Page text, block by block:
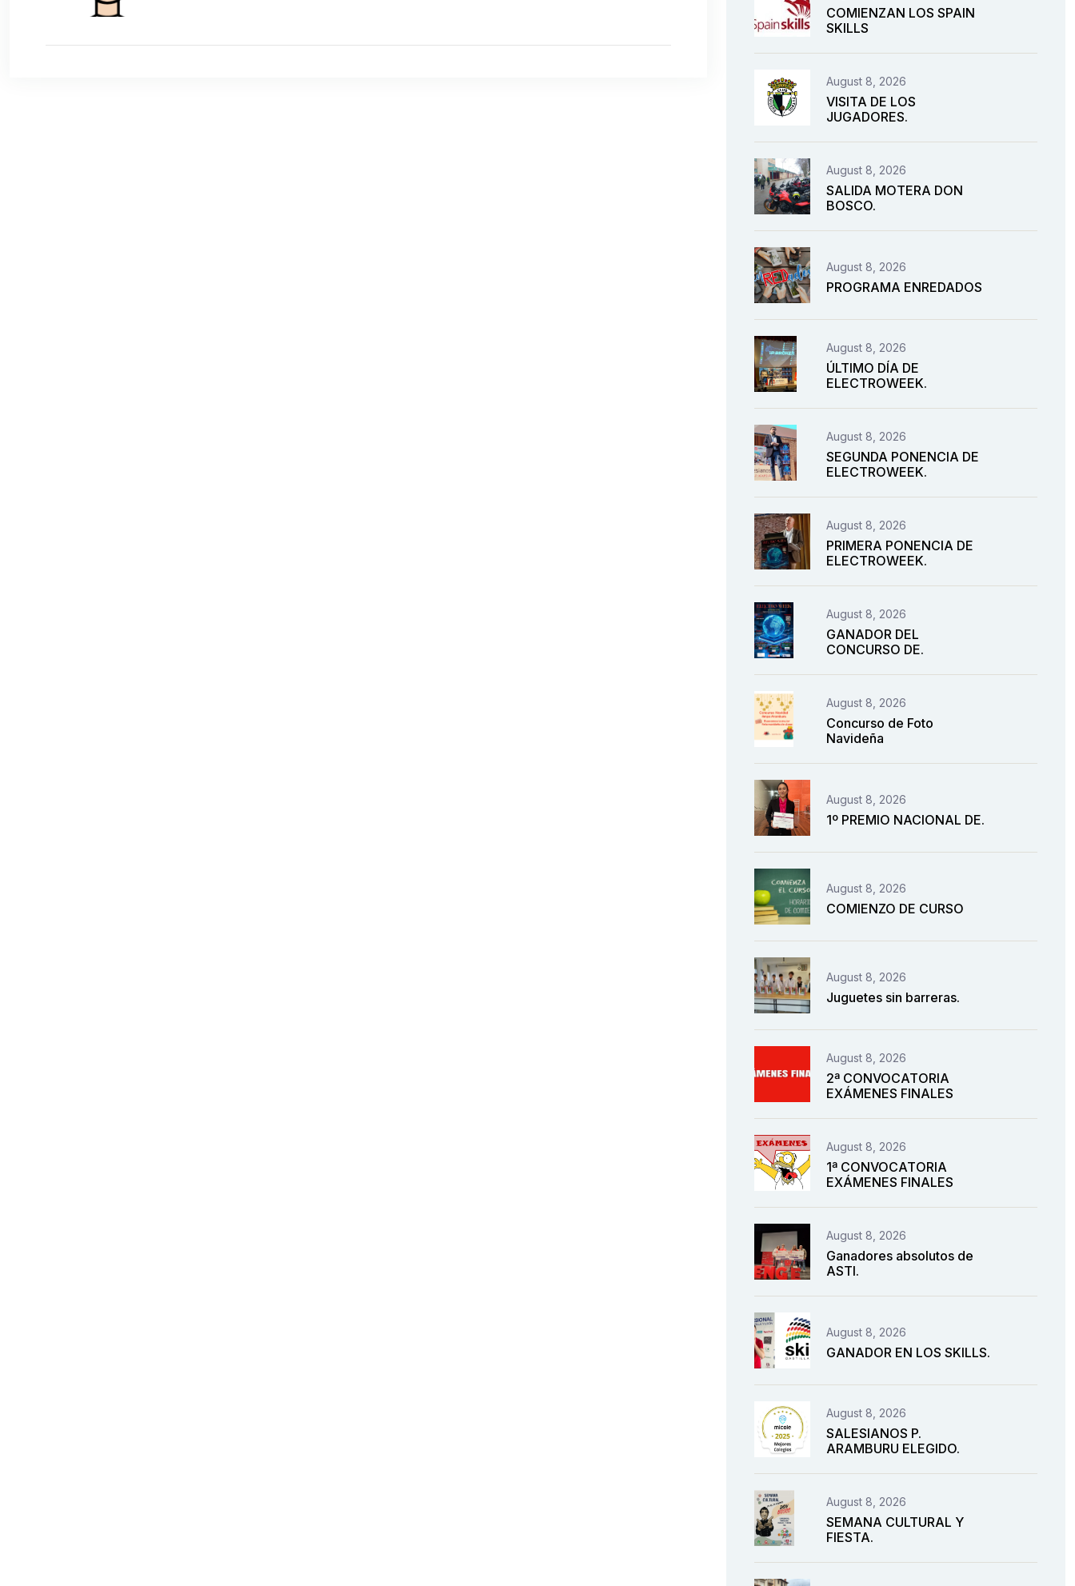
COMIENZAN LOS SPAIN
SKILLS
August 8, 2026
VISITA DE LOS
JUGADORES.
August 8, 2026
SALIDA MOTERA DON
BOSCO.
August 8, 2026
PROGRAMA ENREDADOS
August 8, 2026
ÚLTIMO DÍA DE
ELECTROWEEK.
August 8, 2026
SEGUNDA PONENCIA DE
ELECTROWEEK.
August 8, 2026
PRIMERA PONENCIA DE
ELECTROWEEK.
August 8, 2026
GANADOR DEL
CONCURSO DE.
August 8, 2026
Concurso de Foto
Navideña
August 8, 2026
1º PREMIO NACIONAL DE.
August 8, 2026
COMIENZO DE CURSO
August 8, 2026
Juguetes sin barreras.
August 8, 2026
2ª CONVOCATORIA
EXÁMENES FINALES
August 8, 2026
1ª CONVOCATORIA
EXÁMENES FINALES
August 8, 2026
Ganadores absolutos de
ASTI.
August 8, 2026
GANADOR EN LOS SKILLS.
August 8, 2026
SALESIANOS P.
ARAMBURU ELEGIDO.
August 8, 2026
SEMANA CULTURAL Y
FIESTA.